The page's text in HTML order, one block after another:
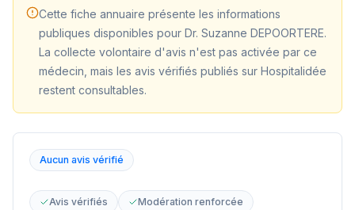
Cette fiche annuaire présente les informations
publiques disponibles pour Dr. Suzanne DEPOORTERE.
La collecte volontaire d'avis n'est pas activée par ce
médecin, mais les avis vérifiés publiés sur Hospitalidée
restent consultables.
Aucun avis vérifié
Avis vérifiés
Modération renforcée